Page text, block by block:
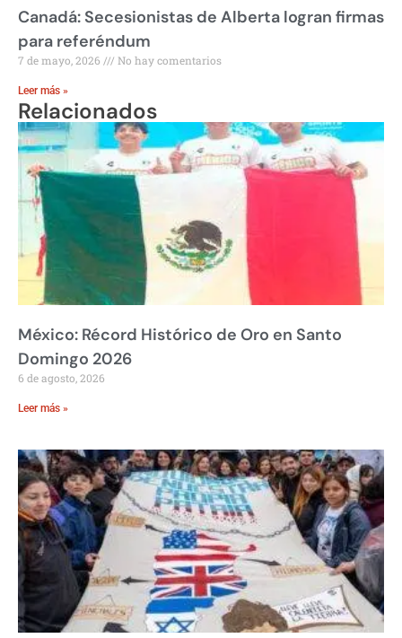
Canadá: Secesionistas de Alberta logran firmas
para referéndum
7 de mayo, 2026 No hay comentarios
Leer más »
Relacionados
México: Récord Histórico de Oro en Santo
Domingo 2026
6 de agosto, 2026
Leer más »